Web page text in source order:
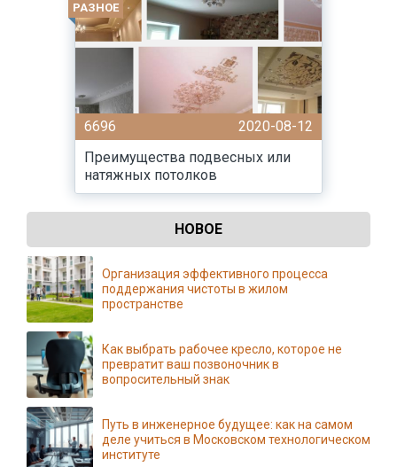
РАЗНОЕ
6696
2020-08-12
Преимущества подвесных или
натяжных потолков
НОВОЕ
Организация эффективного процесса
поддержания чистоты в жилом
пространстве
Как выбрать рабочее кресло, которое не
превратит ваш позвоночник в
вопросительный знак
Путь в инженерное будущее: как на самом
деле учиться в Московском технологическом
институте